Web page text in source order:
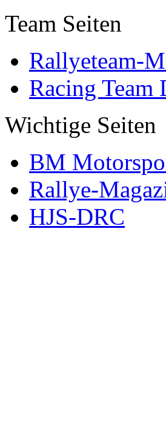
Team Seiten
Rallyeteam-
Racing Team
Wichtige Seiten
BM
Rallye-
HJS-DRC